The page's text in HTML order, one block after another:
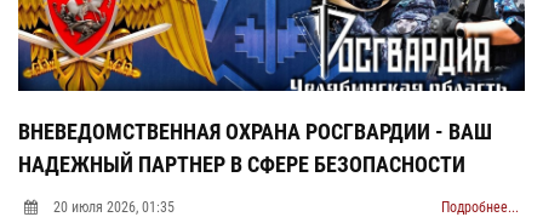
ВНЕВЕДОМСТВЕННАЯ ОХРАНА РОСГВАРДИИ - ВАШ
НАДЕЖНЫЙ ПАРТНЕР В СФЕРЕ БЕЗОПАСНОСТИ
20 июля 2026, 01:35 Подробнее...